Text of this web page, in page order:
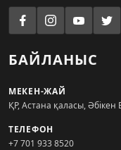
БАЙЛАНЫС
МЕКЕН-ЖАЙ
ҚР, Астана қаласы, Әбікен
ТЕЛЕФОН
+7 701 933 8520